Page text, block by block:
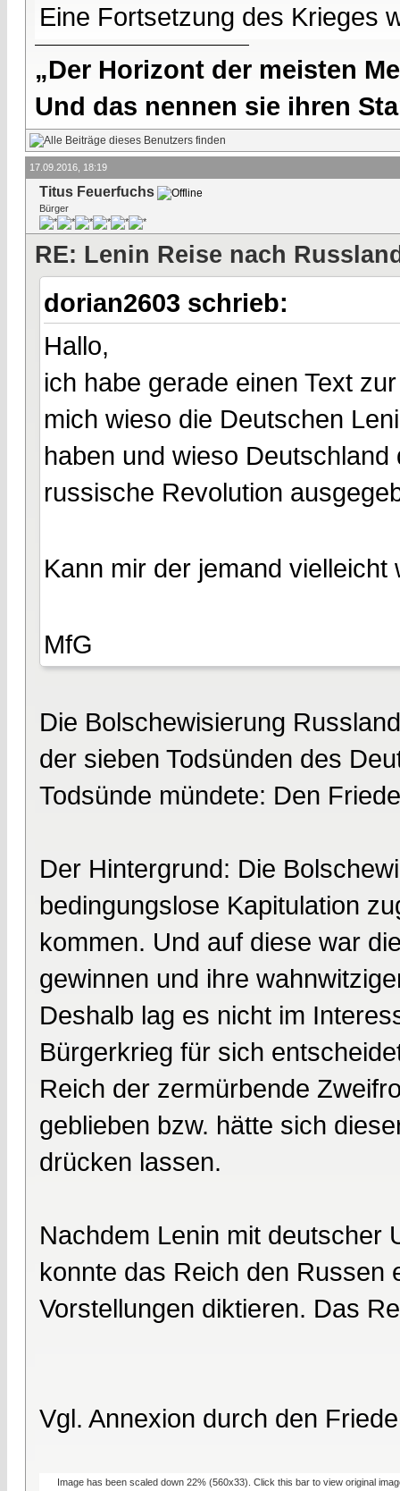
Eine Fortsetzung des Krieges
„Der Horizont der meisten
Und das nennen sie ihren
17.09.2016, 18:19
Titus Feuerfuchs
Bürger
RE: Lenin Reise nach
dorian2603 schrieb:
Hallo,
ich habe gerade einen Text
mich wieso die Deutschen
haben und wieso
russische Revolution
Kann mir der jemand vielleicht
MfG
Die Bolschewisierung
der sieben Todsünden des
Todsünde mündete: Den
Der Hintergrund: Die
bedingungslose Kapitulation
kommen. Und auf diese war
gewinnen und ihre
Deshalb lag es nicht im
Bürgerkrieg für sich
Reich der zermürbende
geblieben bzw. hätte sich
drücken lassen.
Nachdem Lenin mit deutscher
konnte das Reich den Russen
Vorstellungen diktieren. Das
Vgl. Annexion durch den
Image has been scaled down 22% (560x33). Click this bar to view original